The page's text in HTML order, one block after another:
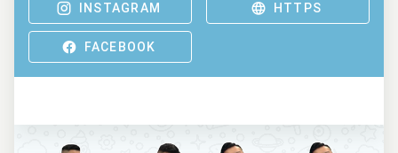
INSTAGRAM HTTPS
FACEBOOK